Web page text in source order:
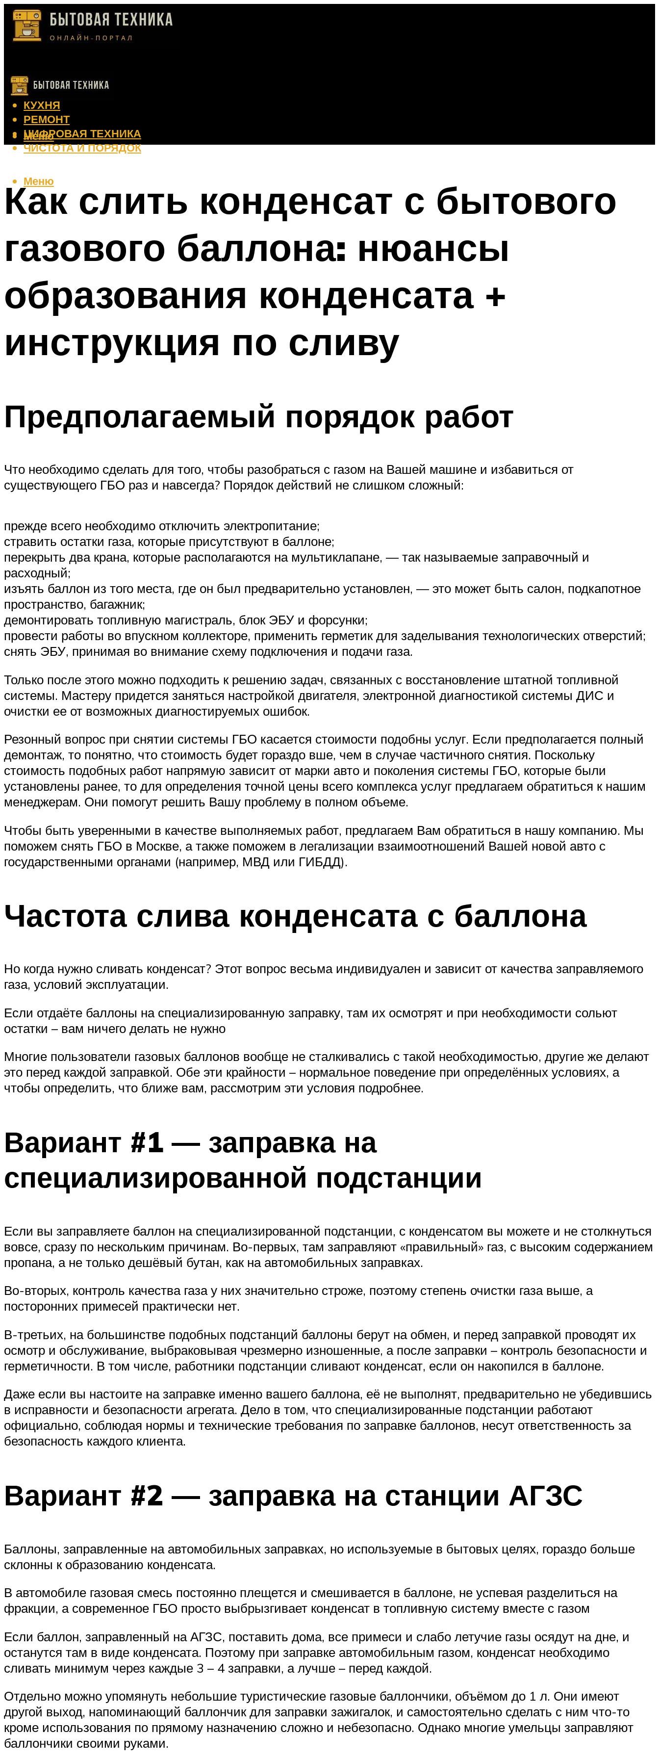
КЛИМАТ
КРАСОТА
КУХНЯ
РЕМОНТ
ЦИФРОВАЯ ТЕХНИКА
ЧИСТОТА И ПОРЯДОК
Меню
Меню
Как слить конденсат с бытового
газового баллона: нюансы
образования конденсата +
инструкция по сливу
Предполагаемый порядок работ
Что необходимо сделать для того, чтобы разобраться с газом на Вашей машине и избавиться от
существующего ГБО раз и навсегда? Порядок действий не слишком сложный:
прежде всего необходимо отключить электропитание;
стравить остатки газа, которые присутствуют в баллоне;
перекрыть два крана, которые располагаются на мультиклапане, — так называемые заправочный и
расходный;
изъять баллон из того места, где он был предварительно установлен, — это может быть салон, подкапотное
пространство, багажник;
демонтировать топливную магистраль, блок ЭБУ и форсунки;
провести работы во впускном коллекторе, применить герметик для заделывания технологических отверстий;
снять ЭБУ, принимая во внимание схему подключения и подачи газа.
Только после этого можно подходить к решению задач, связанных с восстановление штатной топливной
системы. Мастеру придется заняться настройкой двигателя, электронной диагностикой системы ДИС и
очистки ее от возможных диагностируемых ошибок.
Резонный вопрос при снятии системы ГБО касается стоимости подобны услуг. Если предполагается полный
демонтаж, то понятно, что стоимость будет гораздо вше, чем в случае частичного снятия. Поскольку
стоимость подобных работ напрямую зависит от марки авто и поколения системы ГБО, которые были
установлены ранее, то для определения точной цены всего комплекса услуг предлагаем обратиться к нашим
менеджерам. Они помогут решить Вашу проблему в полном объеме.
Чтобы быть уверенными в качестве выполняемых работ, предлагаем Вам обратиться в нашу компанию. Мы
поможем снять ГБО в Москве, а также поможем в легализации взаимоотношений Вашей новой авто с
государственными органами (например, МВД или ГИБДД).
Частота слива конденсата с баллона
Но когда нужно сливать конденсат? Этот вопрос весьма индивидуален и зависит от качества заправляемого
газа, условий эксплуатации.
Если отдаёте баллоны на специализированную заправку, там их осмотрят и при необходимости сольют
остатки – вам ничего делать не нужно
Многие пользователи газовых баллонов вообще не сталкивались с такой необходимостью, другие же делают
это перед каждой заправкой. Обе эти крайности – нормальное поведение при определённых условиях, а
чтобы определить, что ближе вам, рассмотрим эти условия подробнее.
Вариант #1 — заправка на
специализированной подстанции
Если вы заправляете баллон на специализированной подстанции, с конденсатом вы можете и не столкнуться
вовсе, сразу по нескольким причинам. Во-первых, там заправляют «правильный» газ, с высоким содержанием
пропана, а не только дешёвый бутан, как на автомобильных заправках.
Во-вторых, контроль качества газа у них значительно строже, поэтому степень очистки газа выше, а
посторонних примесей практически нет.
В-третьих, на большинстве подобных подстанций баллоны берут на обмен, и перед заправкой проводят их
осмотр и обслуживание, выбраковывая чрезмерно изношенные, а после заправки – контроль безопасности и
герметичности. В том числе, работники подстанции сливают конденсат, если он накопился в баллоне.
Даже если вы настоите на заправке именно вашего баллона, её не выполнят, предварительно не убедившись
в исправности и безопасности агрегата. Дело в том, что специализированные подстанции работают
официально, соблюдая нормы и технические требования по заправке баллонов, несут ответственность за
безопасность каждого клиента.
Вариант #2 — заправка на станции АГЗС
Баллоны, заправленные на автомобильных заправках, но используемые в бытовых целях, гораздо больше
склонны к образованию конденсата.
В автомобиле газовая смесь постоянно плещется и смешивается в баллоне, не успевая разделиться на
фракции, а современное ГБО просто выбрызгивает конденсат в топливную систему вместе с газом
Если баллон, заправленный на АГЗС, поставить дома, все примеси и слабо летучие газы осядут на дне, и
останутся там в виде конденсата. Поэтому при заправке автомобильным газом, конденсат необходимо
сливать минимум через каждые 3 – 4 заправки, а лучше – перед каждой.
Отдельно можно упомянуть небольшие туристические газовые баллончики, объёмом до 1 л. Они имеют
другой выход, напоминающий баллончик для заправки зажигалок, и самостоятельно сделать с ним что-то
кроме использования по прямому назначению сложно и небезопасно. Однако многие умельцы заправляют
баллончики своими руками.